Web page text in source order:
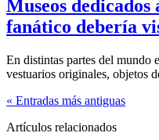
Museos dedicados
fanático debería
En distintas partes del mundo
vestuarios originales, objetos
« Entradas más antiguas
Artículos relacionados